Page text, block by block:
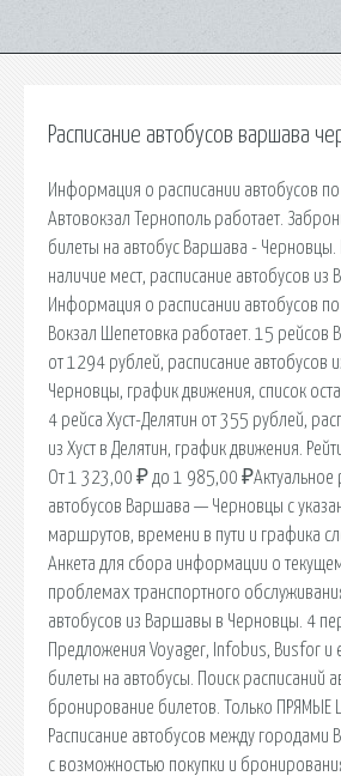
Расписание автобусов варшава
Информация о расписании автобусов по
Автовокзал Тернополь работает.
билеты на автобус Варшава - Черновцы.
наличие мест, расписание автобусов из
Информация о расписании автобусов по
Вокзал Шепетовка работает. 15
от 1294 рублей, расписание автобусов
Черновцы, график движения, список
4 рейса Хуст-Делятин от 355 рублей,
из Хуст в Делятин, график движения.
От 1 323,00 ₽ до 1 985,00 ₽Актуальное
автобусов Варшава — Черновцы с
маршрутов, времени в пути и графика
Анкета для сбора информации о
проблемах транспортного
автобусов из Варшавы в Черновцы. 4
Предложения Voyager, Infobus, Busfor
билеты на автобусы. Поиск расписаний
бронирование билетов. Только ПРЯМЫЕ
Расписание автобусов между городами
с возможностью покупки и